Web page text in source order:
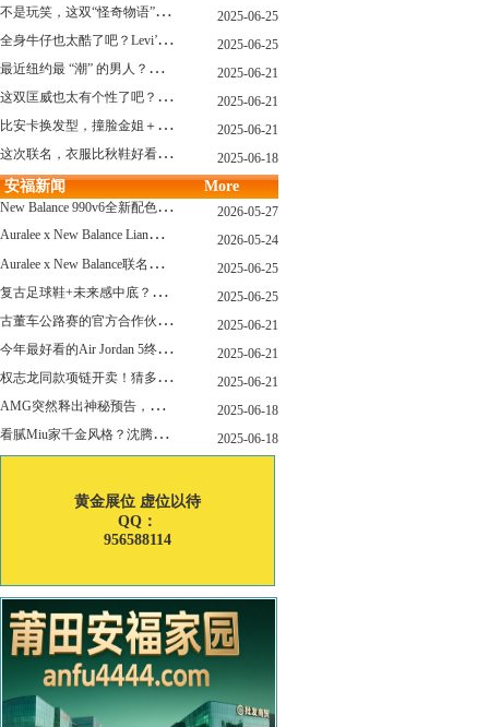
不
是玩笑，这双“怪奇物语” x Nike Dunk 本该6年前就发售！ 2025-06-25
全
身牛仔也太酷了吧？Levi’s x Nike 联名三件套来了！ 2025-06-25
最
近纽约最 “潮” 的男人？布拉德·皮特这波时髦变身有点猛 2025-06-21
这
双匡威也太有个性了吧？TOYA HORIUCHI联名登场！ 2025-06-21
比
安卡换发型，撞脸金姐＋朱莉？ 2025-06-21
这
次联名，衣服比秋鞋好看？Nike x Patta 最新系列登场 2025-06-18
安福新闻 More
N
ew Balance 990v6全新配色发布！总统慢跑鞋再续传奇！ 2026-05-27
A
uralee x New Balance LianMing Kuang Re Bu Jian 2026-05-24
A
uralee x New Balance联名新作公布！主角是这双“小Miu Miu”？ 2025-06-25
复
古足球鞋+未来感中底？Mizuno这次有点东西！ 2025-06-25
古
董车公路赛的官方合作伙伴暨官方计时 非凡新作致敬竞速辉煌 2025-06-21
今
年最好看的Air Jordan 5终于公布发售日了！ 2025-06-21
权
志龙同款项链开卖！猜多少钱？ 2025-06-21
A
MG突然释出神秘预告，新电动超跑要来了？ 2025-06-18
看
腻Miu家千金风格？沈腾的Miu系老干部更适合男生朋友！ 2025-06-18
黄金展位 虚位以待
QQ：
956588114